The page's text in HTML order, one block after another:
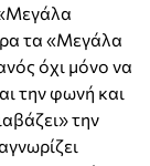
τα «Μεγάλα
όχι μόνο να
την φωνή και
την